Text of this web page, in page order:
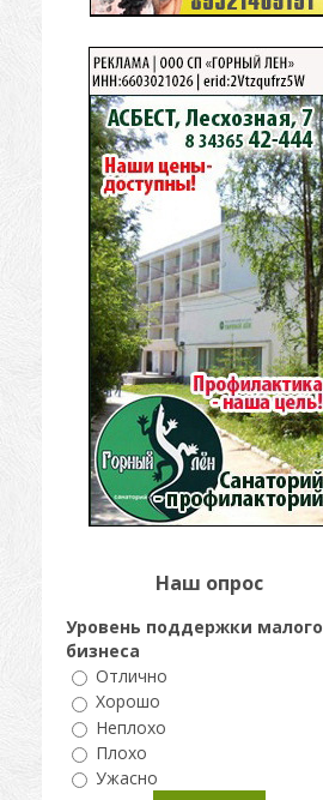
Наш опрос
Уровень поддержки малого
бизнеса
Отлично
Хорошо
Неплохо
Плохо
Ужасно